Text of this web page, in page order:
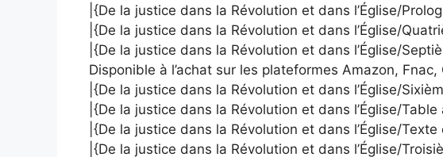
|{De la justice dans la Révolution et dans l’Église/
|{De la justice dans la Révolution et dans l’Église/
|{De la justice dans la Révolution et dans l’Église/
Disponible à l’achat sur les plateformes Amazon,
|{De la justice dans la Révolution et dans l’Église/
|{De la justice dans la Révolution et dans l’Église/
|{De la justice dans la Révolution et dans l’Église/Texte
|{De la justice dans la Révolution et dans l’Église/